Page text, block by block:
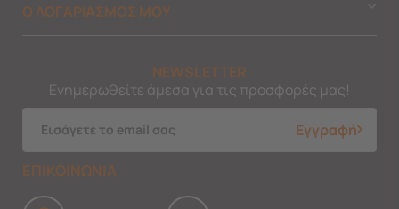
Ο ΛΟΓΑΡΙΑΣΜΟΣ ΜΟΥ
NEWSLETTER
Ενημερωθείτε άμεσα για τις προσφορές μας!
Εγγραφή
ΕΠΙΚΟΙΝΩΝΙΑ